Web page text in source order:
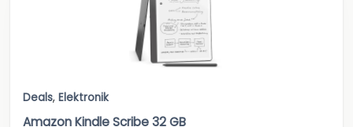
Deals, Elektronik
Amazon Kindle Scribe 32 GB